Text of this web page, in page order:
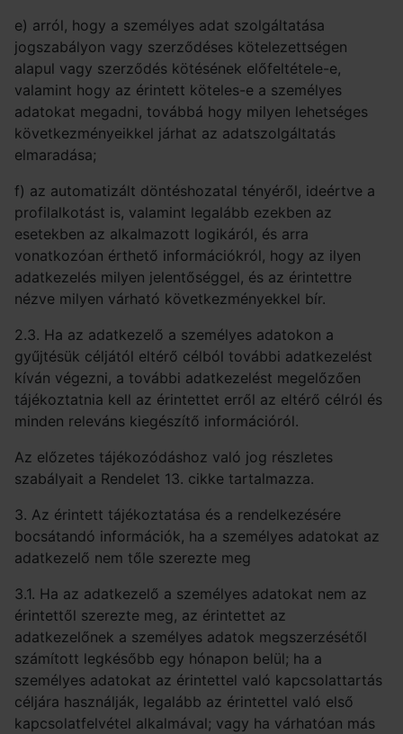
e) arról, hogy a személyes adat szolgáltatása
jogszabályon vagy szerződéses kötelezettségen
alapul vagy szerződés kötésének előfeltétele-e,
valamint hogy az érintett köteles-e a személyes
adatokat megadni, továbbá hogy milyen lehetséges
következményeikkel járhat az adatszolgáltatás
elmaradása;
f) az automatizált döntéshozatal tényéről, ideértve a
profilalkotást is, valamint legalább ezekben az
esetekben az alkalmazott logikáról, és arra
vonatkozóan érthető információkról, hogy az ilyen
adatkezelés milyen jelentőséggel, és az érintettre
nézve milyen várható következményekkel bír.
2.3. Ha az adatkezelő a személyes adatokon a
gyűjtésük céljától eltérő célból további adatkezelést
kíván végezni, a további adatkezelést megelőzően
tájékoztatnia kell az érintettet erről az eltérő célról és
minden releváns kiegészítő információról.
Az előzetes tájékozódáshoz való jog részletes
szabályait a Rendelet 13. cikke tartalmazza.
3. Az érintett tájékoztatása és a rendelkezésére
bocsátandó információk, ha a személyes adatokat az
adatkezelő nem tőle szerezte meg
3.1. Ha az adatkezelő a személyes adatokat nem az
érintettől szerezte meg, az érintettet az
adatkezelőnek a személyes adatok megszerzésétől
számított legkésőbb egy hónapon belül; ha a
személyes adatokat az érintettel való kapcsolattartás
céljára használják, legalább az érintettel való első
kapcsolatfelvétel alkalmával; vagy ha várhatóan más